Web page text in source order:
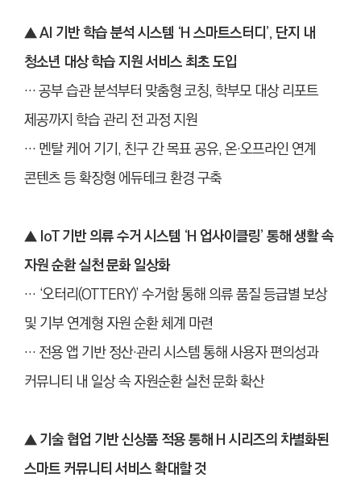
▲ AI 기반 학습 분석 시스템 ‘H 스마트스터디’, 단지 내
청소년 대상 학습 지원 서비스 최초 도입
… 공부 습관 분석부터 맞춤형 코칭, 학부모 대상 리포트
제공까지 학습 관리 전 과정 지원
… 멘탈 케어 기기, 친구 간 목표 공유, 온·오프라인 연계
콘텐츠 등 확장형 에듀테크 환경 구축
▲IoT 기반 의류 수거 시스템 ‘H 업사이클링’ 통해 생활 속
자원 순환 실천 문화 일상화
… ‘오터리(OTTERY)’ 수거함 통해 의류 품질 등급별 보상
및 기부 연계형 자원 순환 체계 마련
… 전용 앱 기반 정산·관리 시스템 통해 사용자 편의성과
커뮤니티 내 일상 속 자원순환 실천 문화 확산
▲기술 협업 기반 신상품 적용 통해 H 시리즈의 차별화된
스마트 커뮤니티 서비스 확대할 것